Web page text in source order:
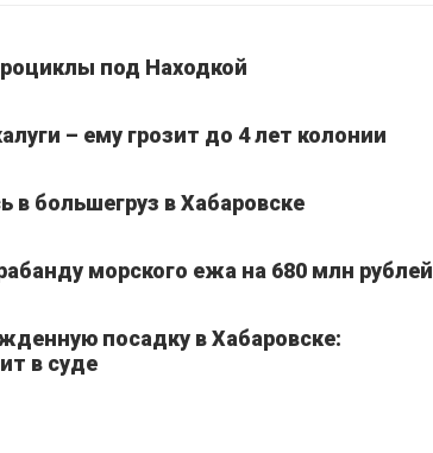
под Находкой
– ему грозит до 4 лет колонии
в большегруз в Хабаровске
морского ежа на 680 млн рублей
посадку в Хабаровске:
в суде